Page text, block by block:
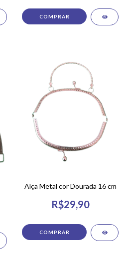
Alça Metal cor Dourada 16 cm
R$29,90